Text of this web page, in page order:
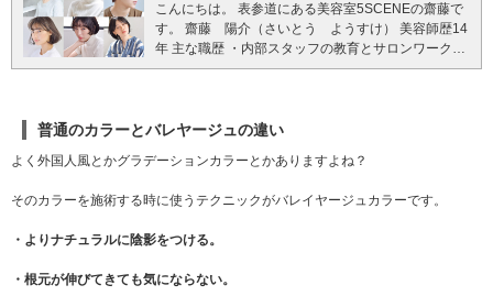
こんにちは。 表参道にある美容室5SCENEの齋藤で
す。 齋藤 陽介（さいとう ようすけ） 美容師歴14
年 主な職歴 ・内部スタッフの教育とサロンワークを
中心に活動 ・2014年～2019年にかけて中国、台湾
だけでなく横浜エリアの教育責任者として活動 ・そ
ムの改善業務を担当 前職ではサロンワークだけでな
を担当させて頂きました。そこで培った、経験と技
【5SCENE AOYAMA】にて30～50代の大人女性のお
ています。もともとショートヘアが好きと理由もあ
普通のカラーとバレヤージュの違い
よく外国人風とかグラデーションカラーとかありますよね？
そのカラーを施術する時に使うテクニックがバレイヤージュカラーです。
・よりナチュラルに陰影をつける。
・根元が伸びてきても気にならない。